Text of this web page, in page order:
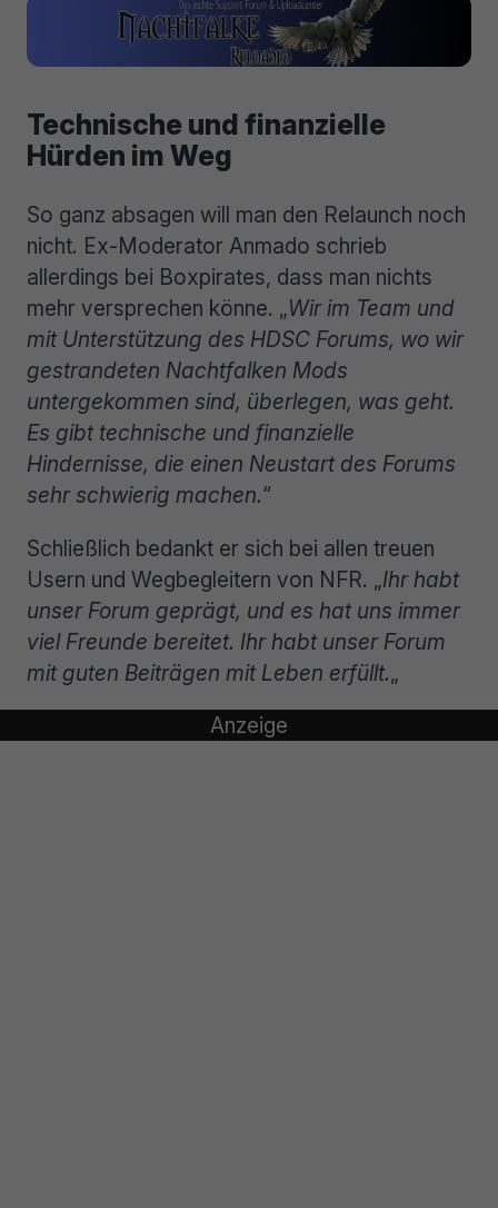
Technische und finanzielle
Hürden im Weg
So ganz absagen will man den Relaunch noch
nicht. Ex-Moderator Anmado schrieb
allerdings bei Boxpirates, dass man nichts
mehr versprechen könne. „Wir im Team und
mit Unterstützung des HDSC Forums, wo wir
gestrandeten Nachtfalken Mods
untergekommen sind, überlegen, was geht.
Es gibt technische und finanzielle
Hindernisse, die einen Neustart des Forums
sehr schwierig machen.“
Schließlich bedankt er sich bei allen treuen
Usern und Wegbegleitern von NFR. „Ihr habt
unser Forum geprägt, und es hat uns immer
viel Freunde bereitet. Ihr habt unser Forum
mit guten Beiträgen mit Leben erfüllt.„